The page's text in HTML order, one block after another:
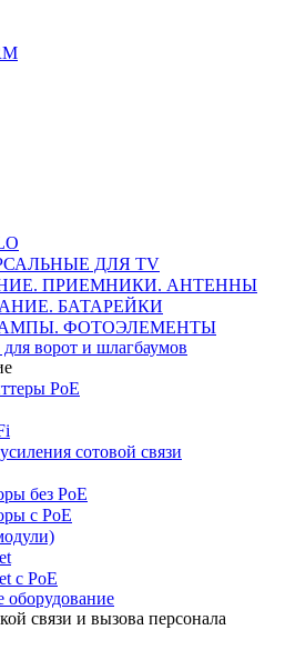
ДЛЯ TV
ПРИЕМНИКИ. АНТЕННЫ
БАТАРЕЙКИ
ФОТОЭЛЕМЕНТЫ
ворот и шлагбаумов
РоЕ
сотовой связи
без РоЕ
с РоЕ
с PoE
оборудование
связи и вызова персонала